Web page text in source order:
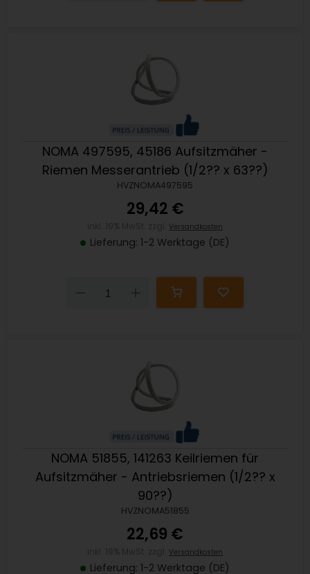
NOMA 497595, 45186 Aufsitzmäher -
Riemen Messerantrieb (1/2?? x 63??)
HVZNOMA497595
29,42 €
Versandkosten
Lieferung: 1-2 Werktage (DE)
Down
NOMA 51855, 141263 Keilriemen für
Aufsitzmäher - Antriebsriemen (1/2?? x
90??)
HVZNOMA51855
22,69 €
Versandkosten
Lieferung: 1-2 Werktage (DE)